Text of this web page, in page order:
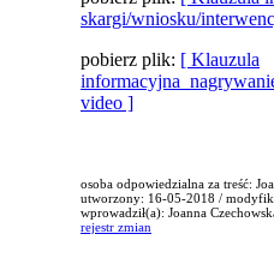
skargi/wniosku/
pobierz plik: [ Klauzula
video ]
osoba odpowiedzialna za treść:
utworzony: 16-05-2018 /
wprowadził(a): Joanna
rejestr zmian